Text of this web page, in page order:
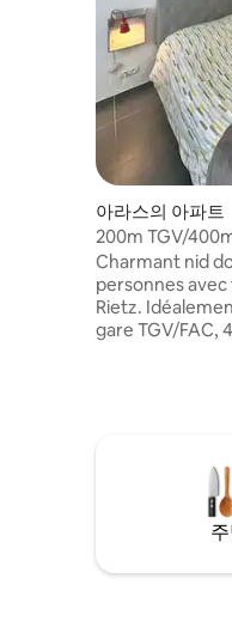
아라스의 아파트
200m TGV/
Charmant nid
personnes
Rietz. Idéalement situé : à 200 m de la
gare TGV/FAC, 450 m du centre-ville
problème pour
Boulangerie
attention
adapté aux PMR.